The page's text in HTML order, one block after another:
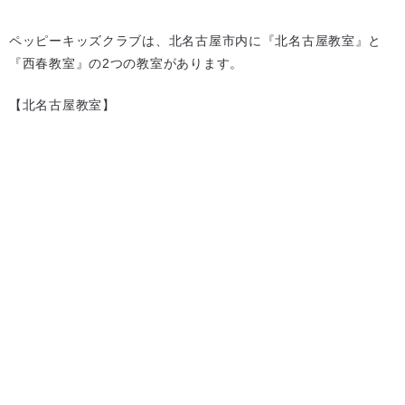
ペッピーキッズクラブは、北名古屋市内に『北名古屋教室』と
『西春教室』の2つの教室があります。
【北名古屋教室】